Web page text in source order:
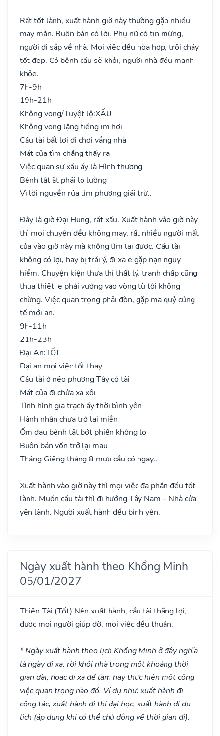
Rất tốt lành, xuất hành giờ này thường gặp nhiều
may mắn. Buôn bán có lời. Phụ nữ có tin mừng,
người đi sắp về nhà. Mọi việc đều hòa hợp, trôi chảy
tốt đẹp. Có bệnh cầu sẽ khỏi, người nhà đều mạnh
khỏe.
7h-9h
19h-21h
Không vong/Tuyệt lộ:XẤU
Không vong lặng tiếng im hơi
Cầu tài bất lợi đi chơi vắng nhà
Mất của tìm chẳng thấy ra
Việc quan sự xấu ấy là Hình thương
Bệnh tật ắt phải lo lường
Vì lời nguyền rủa tìm phương giải trừ..
Đây là giờ Đại Hung, rất xấu. Xuất hành vào giờ này
thì mọi chuyện đều không may, rất nhiều người mất
của vào giờ này mà không tìm lại được. Cầu tài
không có lợi, hay bị trái ý, đi xa e gặp nạn nguy
hiểm. Chuyện kiện thưa thì thất lý, tranh chấp cũng
thua thiệt, e phải vướng vào vòng tù tội không
chừng. Việc quan trọng phải đòn, gặp ma quỷ cúng
tế mới an.
9h-11h
21h-23h
Đại An:TỐT
Đại an mọi việc tốt thay
Cầu tài ở nẻo phương Tây có tài
Mất của đi chửa xa xôi
Tình hình gia trạch ấy thời bình yên
Hành nhân chưa trở lại miền
Ốm đau bệnh tật bớt phiền không lo
Buôn bán vốn trở lại mau
Tháng Giêng tháng 8 mưu cầu có ngay..
Xuất hành vào giờ này thì mọi việc đa phần đều tốt
lành. Muốn cầu tài thì đi hướng Tây Nam – Nhà cửa
yên lành. Người xuất hành đều bình yên.
Ngày xuất hành theo Khổng Minh
05/01/2027
Thiên Tài (Tốt) Nên xuất hành, cầu tài thắng lợi,
được mọi người giúp đỡ, mọi việc đều thuận.
* Ngày xuất hành theo lịch Khổng Minh ở đây nghĩa
là ngày đi xa, rời khỏi nhà trong một khoảng thời
gian dài, hoặc đi xa để làm hay thực hiện một công
việc quan trọng nào đó. Ví dụ như: xuất hành đi
công tác, xuất hành đi thi đại học, xuất hành di du
lịch (áp dụng khi có thể chủ động về thời gian đi).